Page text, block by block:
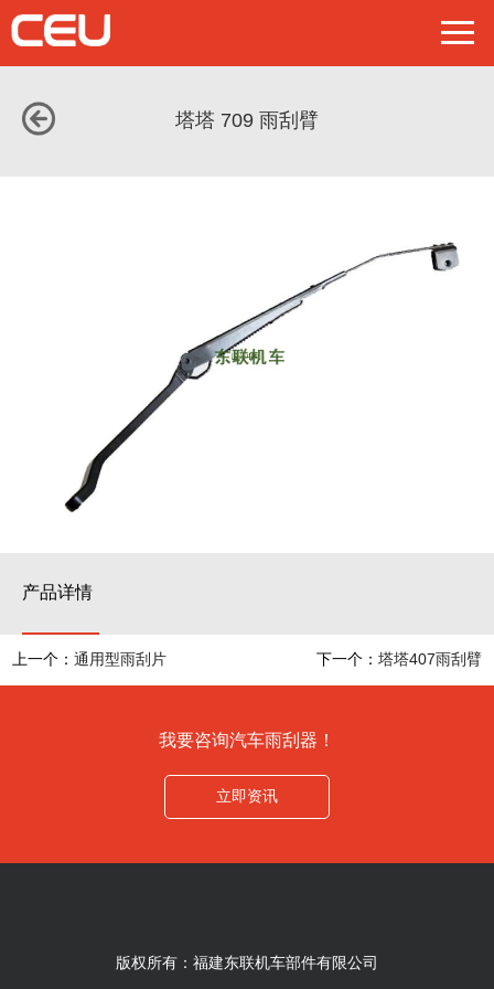
塔塔 709 雨刮臂
产品详情
上一个：通用型雨刮片 下一个： 塔塔407雨刮臂
我要咨询汽车雨刮器！
立即资讯
版权所有：福建东联机车部件有限公司